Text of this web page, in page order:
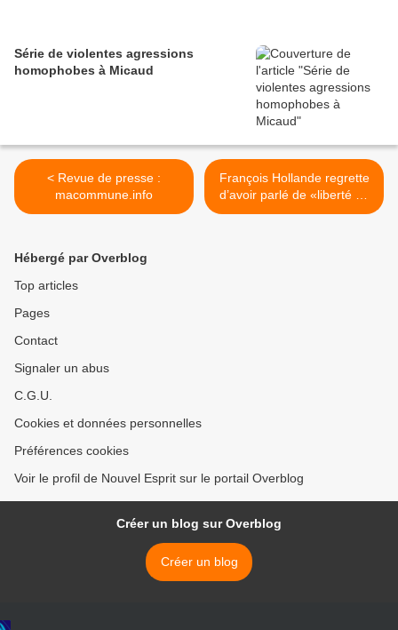
Série de violentes agressions
homophobes à Micaud
< Revue de presse :
macommune.info
François Hollande regrette
d’avoir parlé de «liberté de
conscience» >
Hébergé par Overblog
Top articles
Pages
Contact
Signaler un abus
C.G.U.
Cookies et données personnelles
Préférences cookies
Voir le profil de Nouvel Esprit sur le portail Overblog
Créer un blog sur Overblog
Créer un blog